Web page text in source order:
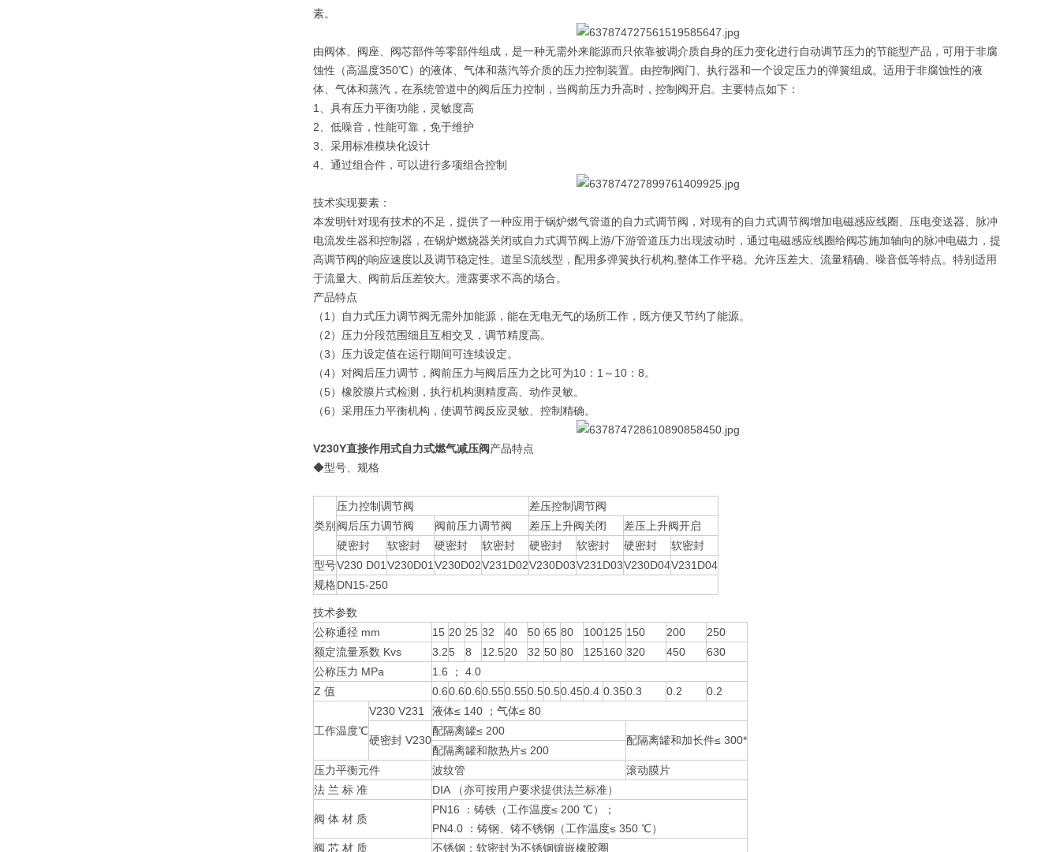
素。
由阀体、阀座、阀芯部件等零部件组成，是一种无需外来能源而只依靠被调介质自身的压力变化进行自动调节压力的节能型产品，可用于非腐
蚀性（高温度350℃）的液体、气体和蒸汽等介质的压力控制装置。由控制阀门、执行器和一个设定压力的弹簧组成。适用于非腐蚀性的液
体、气体和蒸汽，在系统管道中的阀后压力控制，当阀前压力升高时，控制阀开启。主要特点如下：
1、具有压力平衡功能，灵敏度高
2、低噪音，性能可靠，免于维护
3、采用标准模块化设计
4、通过组合件，可以进行多项组合控制
技术实现要素：
本发明针对现有技术的不足，提供了一种应用于锅炉燃气管道的自力式调节阀，对现有的自力式调节阀增加电磁感应线圈、压电变送器、脉冲
电流发生器和控制器，在锅炉燃烧器关闭或自力式调节阀上游/下游管道压力出现波动时，通过电磁感应线圈给阀芯施加轴向的脉冲电磁力，提
高调节阀的响应速度以及调节稳定性。道呈S流线型，配用多弹簧执行机构,整体工作平稳。允许压差大、流量精确、噪音低等特点。特别适用
于流量大、阀前后压差较大。泄露要求不高的场合。
产品特点
（1）自力式压力调节阀无需外加能源，能在无电无气的场所工作，既方便又节约了能源。
（2）压力分段范围细且互相交叉，调节精度高。
（3）压力设定值在运行期间可连续设定。
（4）对阀后压力调节，阀前压力与阀后压力之比可为10：1～10：8。
（5）橡胶膜片式检测，执行机构测精度高、动作灵敏。
（6）采用压力平衡机构，使调节阀反应灵敏、控制精确。
V230Y直接作用式自力式燃气减压阀产品特点
◆型号、规格
类别
压力控制调节阀
差压控制调节阀
阀后压力调节阀
阀前压力调节阀 差压上升阀关闭
差压上升阀开启
硬密封
软密封 硬密封 软密封 硬密封 软密封 硬密封
软密封
型号V230 D01 V230D01 V230D02V231D02V230D03V231D03V230D04V231D04
规格DN15-250
技术参数
公称通径 mm
15 20 25 32 40 50 65 80 100125 150 200
250
额定流量系数 Kvs
3.25 8 12.520 32 50 80 125160 320 450
630
公称压力 MPa
1.6 ； 4.0
Z 值
0.60.60.60.550.550.50.50.450.4 0.350.3 0.2 0.2
工作温度℃
V230 V231 液体≤ 140 ；气体≤ 80
硬密封 V230
配隔离罐≤ 200
配隔离罐和加长件≤ 300*
配隔离罐和散热片≤ 200
压力平衡元件
波纹管
滚动膜片
法 兰 标 准
DIA （亦可按用户要求提供法兰标准）
阀 体 材 质
PN16 ：铸铁（工作温度≤ 200 ℃）；
PN4.0 ：铸钢、铸不锈钢（工作温度≤ 350 ℃）
阀 芯 材 质
不锈钢；软密封为不锈钢镶嵌橡胶圈